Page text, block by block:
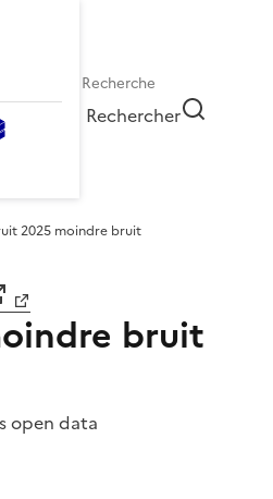
Rechercher
2025 moindre bruit
bruit
open data